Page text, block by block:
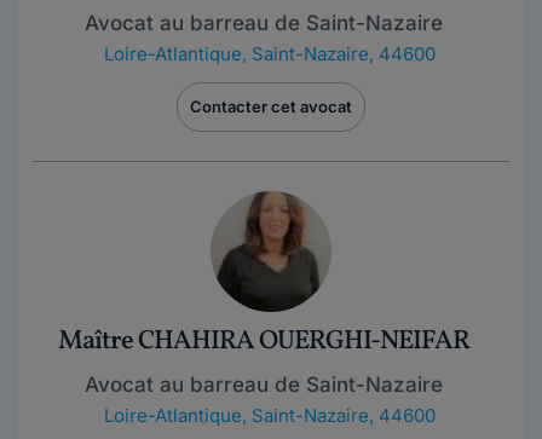
Avocat au barreau de Saint-Nazaire
Loire-Atlantique, Saint-Nazaire, 44600
Contacter cet avocat
Maître CHAHIRA OUERGHI-NEIFAR
Avocat au barreau de Saint-Nazaire
Loire-Atlantique, Saint-Nazaire, 44600